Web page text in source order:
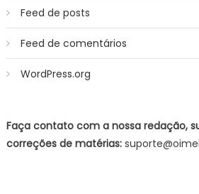
Feed de posts
Feed de comentários
WordPress.org
Faça contato com a nossa redação,
correções de matérias: